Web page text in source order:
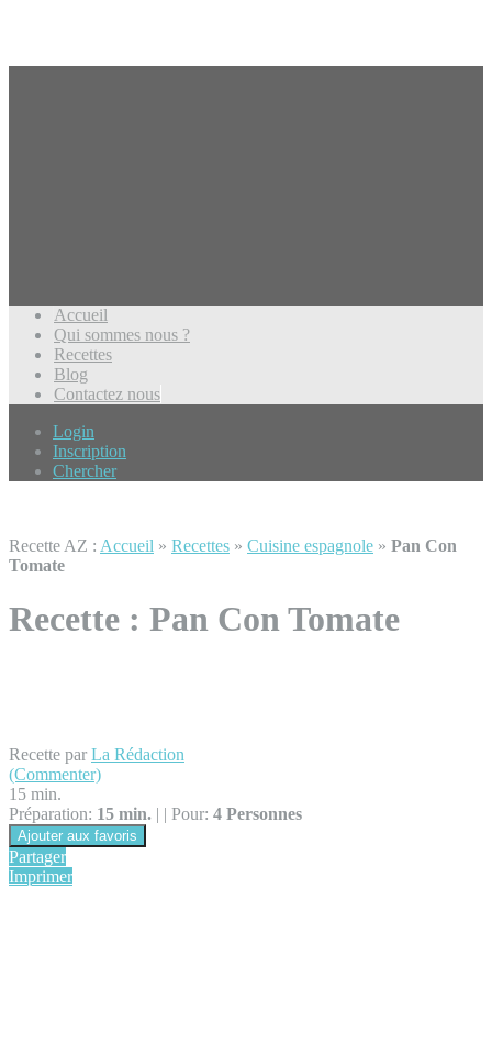
Accueil
Qui sommes nous ?
Recettes
Blog
Contactez nous
Login
Inscription
Chercher
Recette AZ : Accueil » Recettes » Cuisine espagnole » Pan Con
Tomate
Recette : Pan Con Tomate
Recette par La Rédaction
(Commenter)
15 min.
Préparation: 15 min. | | Pour: 4 Personnes
Ajouter aux favoris
Partager
Imprimer